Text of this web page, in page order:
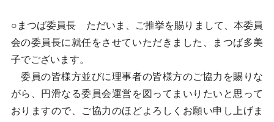
○まつば委員長 ただいま、ご推挙を賜りまして、本委員
会の委員長に就任をさせていただきました、まつば多美
子でございます。
委員の皆様方並びに理事者の皆様方のご協力を賜りな
がら、円滑なる委員会運営を図ってまいりたいと思って
おりますので、ご協力のほどよろしくお願い申し上げま